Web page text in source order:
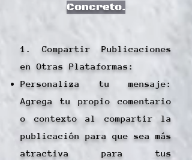
Concreto.
1. Compartir Publicaciones
en Otras Plataformas:
Personaliza tu mensaje:
Agrega tu propio comentario
o contexto al compartir la
publicación para que sea más
atractiva para tus